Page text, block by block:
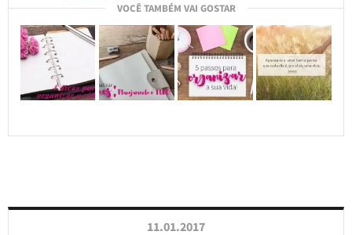
VOCÊ TAMBÉM VAI GOSTAR
11.01.2017